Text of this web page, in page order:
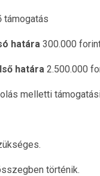
támogatás
határa300.000
határa2.500.000
melletti
történik.